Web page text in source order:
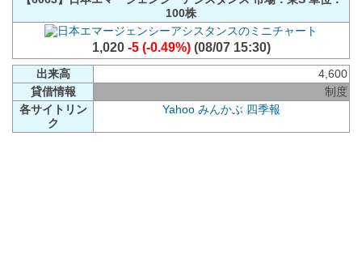
100株
1,020 -5 (-0.49%)(08/07 15:30)
出来高
4,600
貸借情報
制度
各サイトリン
ク
Yahoo みんかぶ 四季報